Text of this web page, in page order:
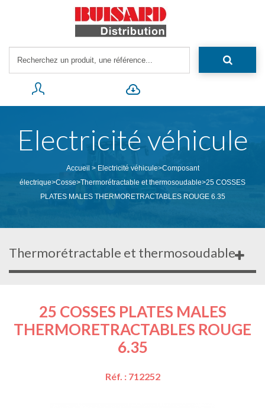
Electricité véhicule
Accueil > Electricité véhicule>Composant
électrique>Cosse>Thermorétractable et thermosoudable>25 COSSES
PLATES MALES THERMORETRACTABLES ROUGE 6.35
Thermorétractable et thermosoudable
25 COSSES PLATES MALES
THERMORETRACTABLES ROUGE
6.35
Réf. : 712252